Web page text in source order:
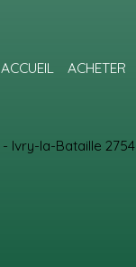
ACCUEIL ACHETER